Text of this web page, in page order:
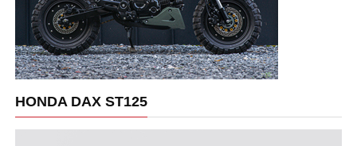
HONDA DAX ST125